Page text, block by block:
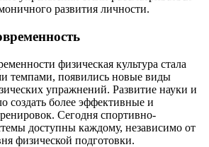
развития личности.
физическая культура стала
темпами, появились новые виды
упражнений. Развитие науки и
создать более эффективные и
Сегодня спортивно-
доступны каждому, независимо от
физической подготовки.